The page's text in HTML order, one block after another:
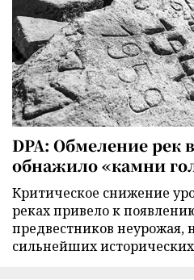
DPA: Обмеление рек
обнажило «камни
Критическое снижение
реках привело к
предвестников
сильнейших исторических